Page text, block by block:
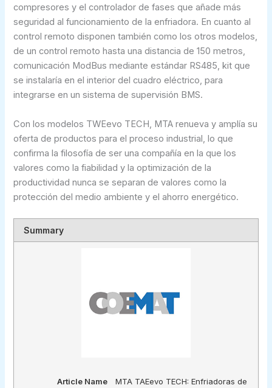
compresores y el controlador de fases que añade más
seguridad al funcionamiento de la enfriadora. En cuanto al
control remoto disponen también como los otros modelos,
de un control remoto hasta una distancia de 150 metros,
comunicación ModBus mediante estándar RS485, kit que
se instalaría en el interior del cuadro eléctrico, para
integrarse en un sistema de supervisión BMS.
Con los modelos TWEevo TECH, MTA renueva y amplía su
oferta de productos para el proceso industrial, lo que
confirma la filosofía de ser una compañía en la que los
valores como la fiabilidad y la optimización de la
productividad nunca se separan de valores como la
protección del medio ambiente y el ahorro energético.
Summary
Article Name
MTA TAEevo TECH: Enfriadoras de